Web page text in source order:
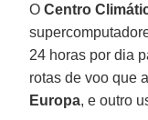
OCentro
24 horas por dia
rotas de voo que
Europa, e outro